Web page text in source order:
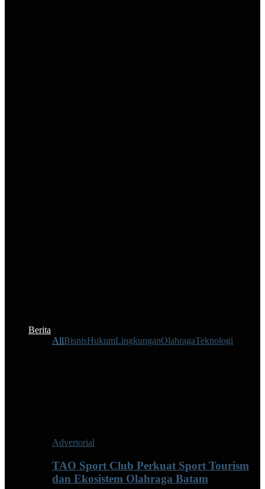
Berita
AllBisnisHukumLingkunganOlahragaTeknologi
Advertorial
TAO Sport Club Perkuat Sport Tourism
dan Ekosistem Olahraga Batam